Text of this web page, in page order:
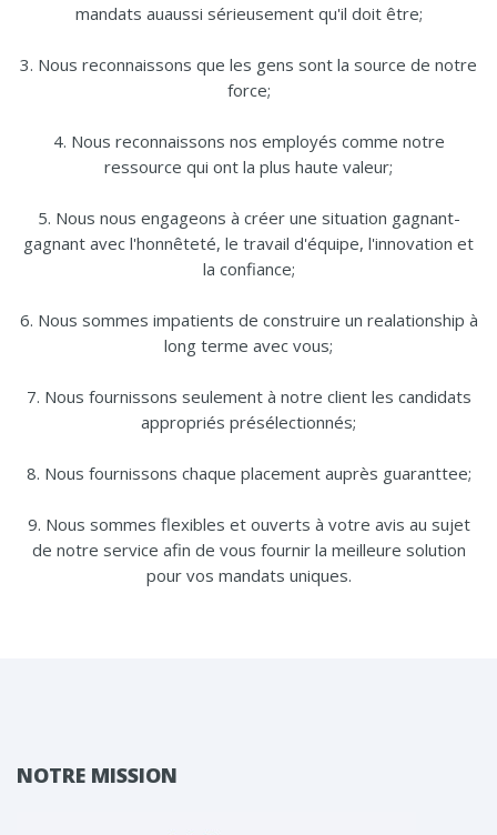
mandats auaussi sérieusement qu'il doit être;
3. Nous reconnaissons que les gens sont la source de notre
force;
4. Nous reconnaissons nos employés comme notre
ressource qui ont la plus haute valeur;
5. Nous nous engageons à créer une situation gagnant-
gagnant avec l'honnêteté, le travail d'équipe, l'innovation et
la confiance;
6. Nous sommes impatients de construire un realationship à
long terme avec vous;
7. Nous fournissons seulement à notre client les candidats
appropriés présélectionnés;
8. Nous fournissons chaque placement auprès guaranttee;
9. Nous sommes flexibles et ouverts à votre avis au sujet
de notre service afin de vous fournir la meilleure solution
pour vos mandats uniques.
NOTRE MISSION